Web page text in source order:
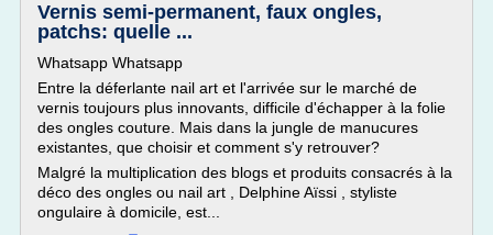
Vernis semi-permanent, faux ongles,
patchs: quelle ...
Whatsapp Whatsapp
Entre la déferlante nail art et l'arrivée sur le marché de
vernis toujours plus innovants, difficile d'échapper à la folie
des ongles couture. Mais dans la jungle de manucures
existantes, que choisir et comment s'y retrouver?
Malgré la multiplication des blogs et produits consacrés à la
déco des ongles ou nail art , Delphine Aïssi , styliste
ongulaire à domicile, est...